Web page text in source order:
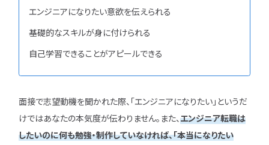
エンジニアになりたい意欲を伝えられる
基礎的なスキルが身に付けられる
自己学習できることがアピールできる
面接で志望動機を聞かれた際、「エンジニアになりたい」というだ
けではあなたの本気度が伝わりません。また、エンジニア転職は
したいのに何も勉強・制作していなければ、「本当になりたい